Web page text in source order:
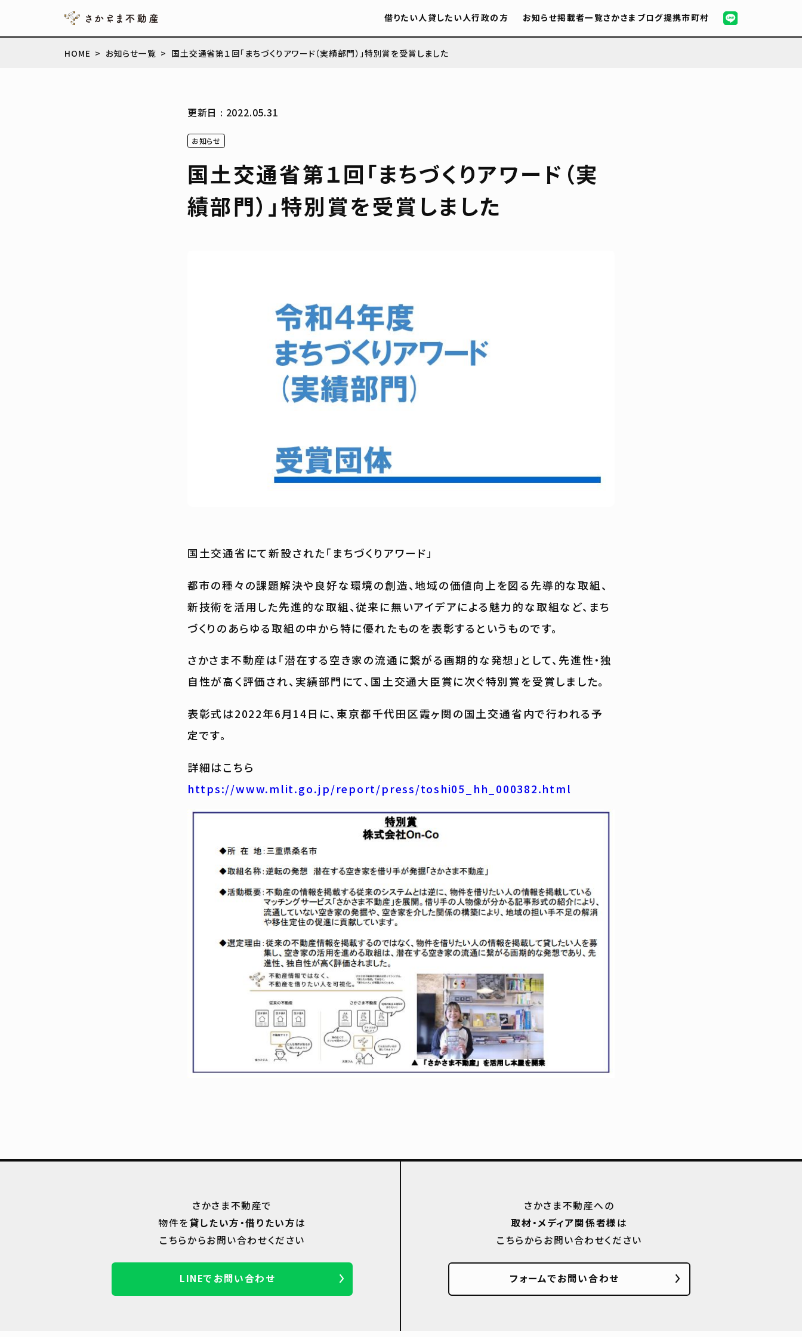
借りたい人貸したい人行政の方 お知らせ掲載者一覧さかさまブログ提携市町村
HOME お知らせ一覧 国土交通省第１回「まちづくりアワード（実績部門）」特別賞を受賞しました
更新日 : 2022.05.31
お知らせ
国土交通省第１回「まちづくりアワード（実
績部門）」特別賞を受賞しました
国土交通省にて新設された「まちづくりアワード」
都市の種々の課題解決や良好な環境の創造、地域の価値向上を図る先導的な取組、
新技術を活用した先進的な取組、従来に無いアイデアによる魅力的な取組など、まち
づくりのあらゆる取組の中から特に優れたものを表彰するというものです。
さかさま不動産は「潜在する空き家の流通に繋がる画期的な発想」として、先進性・独
自性が高く評価され、実績部門にて、国土交通大臣賞に次ぐ特別賞を受賞しました。
表彰式は2022年6月14日に、東京都千代田区霞ヶ関の国土交通省内で行われる予
定です。
詳細はこちら
https://www.mlit.go.jp/report/press/toshi05_hh_000382.html
さかさま不動産で
物件を貸したい方・借りたい方は
こちらからお問い合わせください
LINEでお問い合わせ
さかさま不動産への
取材・メディア関係者様は
こちらからお問い合わせください
フォームでお問い合わせ